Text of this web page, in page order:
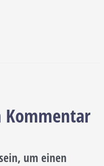
Kommentar
um einen